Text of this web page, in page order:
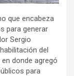
que encabeza
para generar
Sergio
del
en donde agregó
para